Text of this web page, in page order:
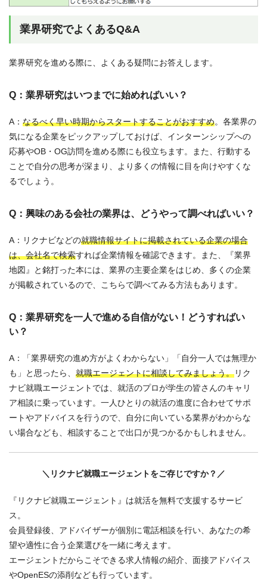
業界研究でよくあるQ&A
業界研究を進める際に、よくある疑問にお答えします。
Q：業界研究はいつまでに始めればいい？
A： なるべく早い時期からスタートすることがおすすめ。各業界の
気になる企業をピックアップしておけば、インターンシップへの
応募やOB・OG訪問を進める際にも役立ちます。また、行動する
ことで自分の思考が深まり、より多くの情報に目を向けやすくな
るでしょう。
Q：興味のある会社の業界は、どうやって調べればいい？
A：リクナビなどの就職情報サイトに掲載されている企業の場合
は、会社名で検索すれば企業情報を確認できます。また、『業界
地図』と銘打った本には、業界の主要企業をはじめ、多くの企業
が掲載されているので、こちらで調べてみる方法もあります。
Q：業界研究を一人で進める自信がない！どうすればい
い？
A：「業界研究の進め方がよくわからない」「自分一人では無理か
も」と思ったら、 就職エージェントに相談してみましょう。リク
ナビ就職エージェントでは、就活のプロが学生の皆さんのキャリ
ア相談に乗っています。一人ひとりの就活の進度に合わせてサポ
ートやアドバイスを行うので、自分に向いている業界がわからな
い場合なども、相談することで出口が見つかるかもしれません。
＼リクナビ就職エージェントをご存じですか？／
『リクナビ就職エージェント』は就活を無料で支援するサービ
ス。
会員登録後、アドバイザーが個別に電話相談を行い、あなたの希
望や適性に合う企業選びを一緒に考えます。
エージェントだからこそできる求人情報の紹介、面接アドバイス
やOpenESの添削なども行っています。